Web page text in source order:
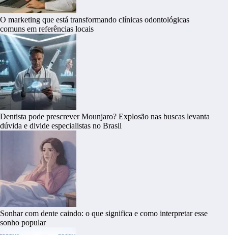
O marketing que está transformando clínicas odontológicas
comuns em referências locais
Dentista pode prescrever Mounjaro? Explosão nas buscas levanta
dúvida e divide especialistas no Brasil
Sonhar com dente caindo: o que significa e como interpretar esse
sonho popular